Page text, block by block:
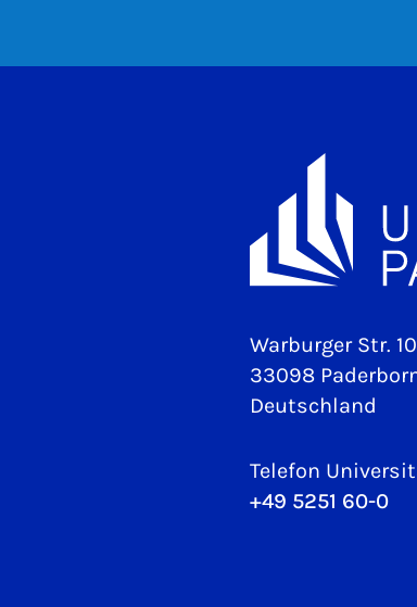
Warburger Str.
33098
Deutschland
Telefon
+49 5251 60-0